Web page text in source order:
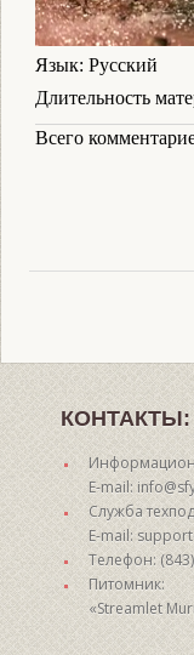
Язык: Русский
Длительность
Всего
КОНТАКТЫ:
E-mail:
Служба
E-mail:
Телефон:
Питомник:
«Streamlet